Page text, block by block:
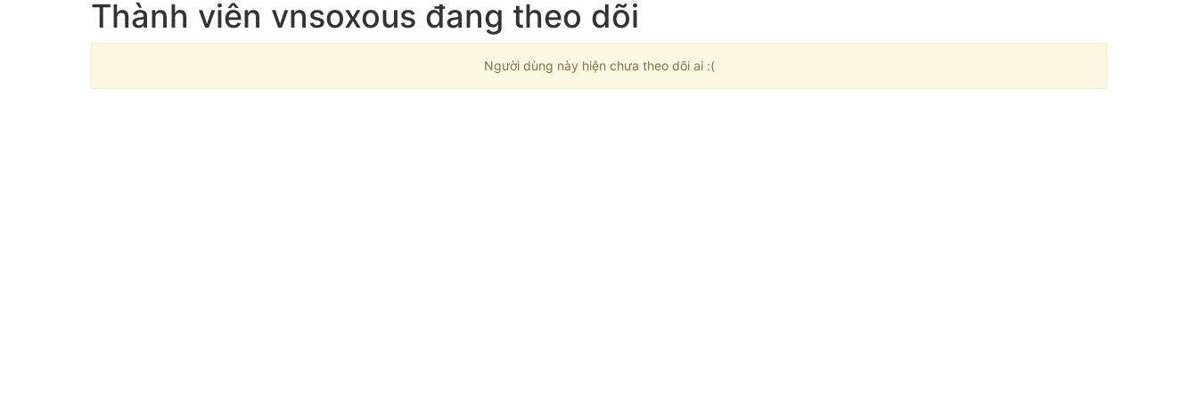
Thành viên vnsoxous đang theo dõi
Người dùng này hiện chưa theo dõi ai :(